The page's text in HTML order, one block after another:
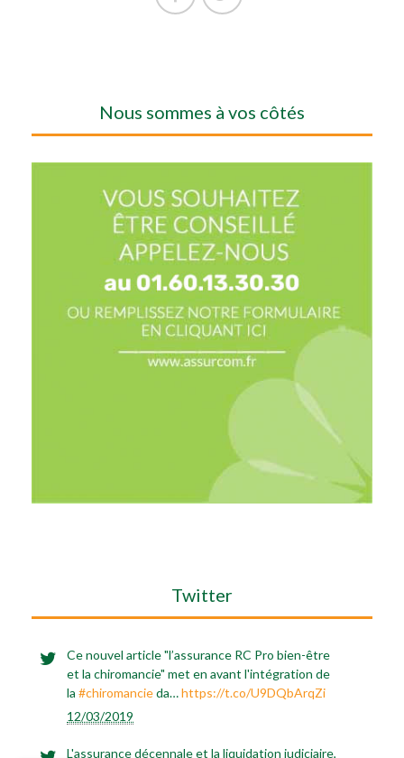
Nous sommes à vos côtés
Twitter
Ce nouvel article "l’assurance RC Pro bien-être
et la chiromancie" met en avant l'intégration de
la #chiromancieda…https://t.co/U9DQbArqZi
12/03/2019
L'assurance décennale et la liquidation judiciaire,